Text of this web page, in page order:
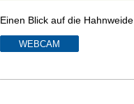
Einen Blick auf die
WEBCAM